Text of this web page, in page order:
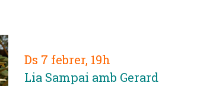
Ds 7 febrer, 19h
Lia Sampai amb Gerard